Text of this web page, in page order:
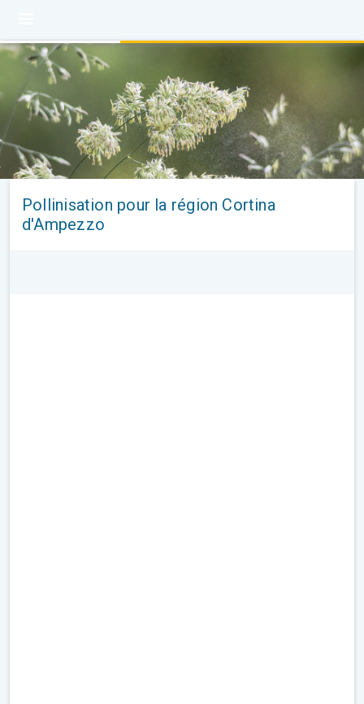
Pollinisation pour la région Cortina
d'Ampezzo